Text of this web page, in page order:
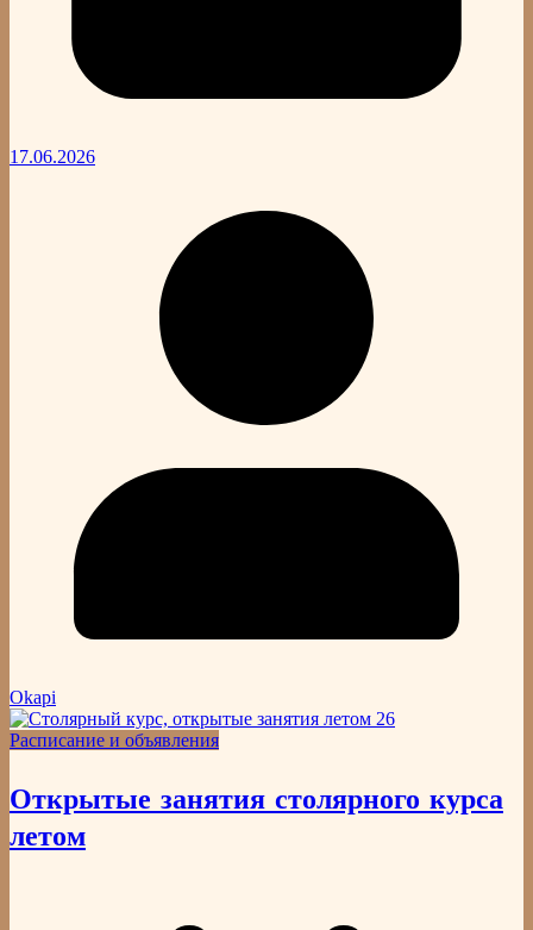
17.06.2026
Okapi
Расписание и объявления
Открытые занятия столярного курса
летом